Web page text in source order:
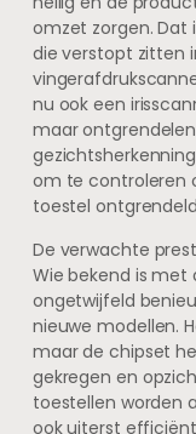
omzet zorgen. Dat
die verstopt zitten
nu ook een
maar
om te controleren
toestel
De verwachte
Wie bekend is met
ongetwijfeld
nieuwe modellen.
maar de chipset
gekregen en
toestellen worden
ook uiterst